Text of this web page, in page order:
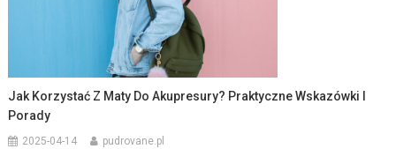
Jak Korzystać Z Maty Do Akupresury? Praktyczne Wskazówki I
Porady
2025-04-14 pudrovane.pl